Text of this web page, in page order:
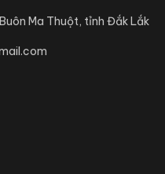
Ma Thuột, tỉnh Đắk Lắk